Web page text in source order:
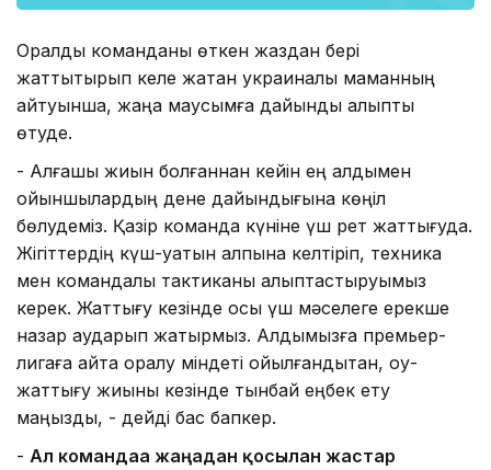
Оралдық команданы өткен жаздан бері
жаттықтырып келе жатқан украиналық маманның
айтуынша, жаңа маусымға дайындық қалыпты
өтуде.
- Алғашқы жиын болғаннан кейін ең алдымен
ойыншылардың дене дайындығына көңіл
бөлудеміз. Қазір команда күніне үш рет жаттығуда.
Жігіттердің күш-қуатын қалпына келтіріп, техника
мен командалық тактиканы қалыптастыруымыз
керек. Жаттығу кезінде осы үш мәселеге ерекше
назар аударып жатырмыз. Алдымызға премьер-
лигаға қайта оралу міндеті қойылғандықтан, оқу-
жаттығу жиыны кезінде тынбай еңбек ету
маңызды, - дейді бас бапкер.
- Ал командаға жаңадан қосылған жастар